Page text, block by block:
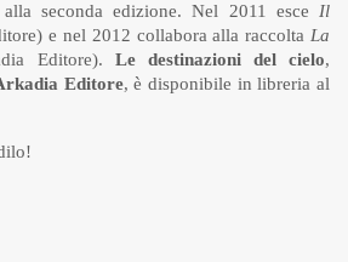
seconda edizione. Nel 2011 esce Il
e nel 2012 collabora alla raccolta La
Editore). Le destinazioni del cielo,
Editore, è disponibile in libreria al